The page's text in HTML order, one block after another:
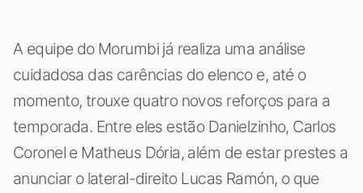
A equipe do Morumbi já realiza uma análise
cuidadosa das carências do elenco e, até o
momento, trouxe quatro novos reforços para a
temporada. Entre eles estão Danielzinho, Carlos
Coronel e Matheus Dória, além de estar prestes a
anunciar o lateral-direito Lucas Ramón, o que